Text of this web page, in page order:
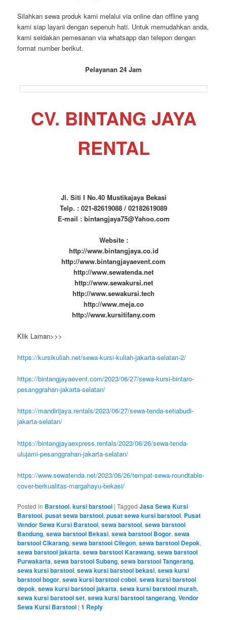
Silahkan sewa produk kami melalui via online dan offline yang
kami siap layani dengan sepenuh hati. Untuk memudahkan anda,
kami seidakan pemesanan via whatsapp dan telepon dengan
format number berikut.
Pelayanan 24 Jam
CV. BINTANG JAYA
RENTAL
Jl. Siti I No.40 Mustikajaya Bekasi
Telp. : 021-82619088 / 02182619089
E-mail : bintangjaya75@Yahoo.com
Website :
http://www.bintangjaya.co.id
http://www.bintangjayaevent.com
http://www.sewatenda.net
http://www.sewakursi.net
http://www.sewakursi.tech
http://www.meja.co
http://www.kursitifany.com
Klik Laman>>>
https://kursikuliah.net/sewa-kursi-kuliah-jakarta-selatan-2/
https://bintangjayaevent.com/2023/06/27/sewa-kursi-bintaro-
pesanggrahan-jakarta-selatan/
https://mandirijaya.rentals/2023/06/27/sewa-tenda-setiabudi-
jakarta-selatan/
https://bintangjayaexpress.rentals/2023/06/26/sewa-tenda-
ulujami-pesanggrahan-jakarta-selatan/
https://www.sewatenda.net/2023/06/26/tempat-sewa-roundtable-
cover-berkualitas-margahayu-bekasi/
Posted in Barstool,kursi barstool |Tagged Jasa Sewa Kursi
Barstool,pusat sewa barstool,pusat sewa kursi barstool, Pusat
Vendor Sewa Kursi Barstool,sewa barstool,sewa barstool
Bandung,sewa barstool Bekasi,sewa barstool Bogor,sewa
barstool Cikarang,sewa barstool Cilegon,sewa barstool Depok,
sewa barstool jakarta,sewa barstool Karawang,sewa barstool
Purwakarta,sewa barstool Subang,sewa barstool Tangerang,
sewa kursi barstool,sewa kursi barstool bekasi,sewa kursi
barstool bogor,sewa kursi barstool coboi,sewa kursi barstool
depok,sewa kursi barstool jakarta,sewa kursi barstool murah,
sewa kursi barstool set,sewa kursi barstool tangerang,Vendor
Sewa Kursi Barstool |1 Reply